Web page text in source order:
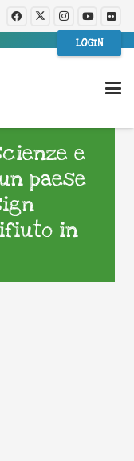
LOGIN
e
paese
in